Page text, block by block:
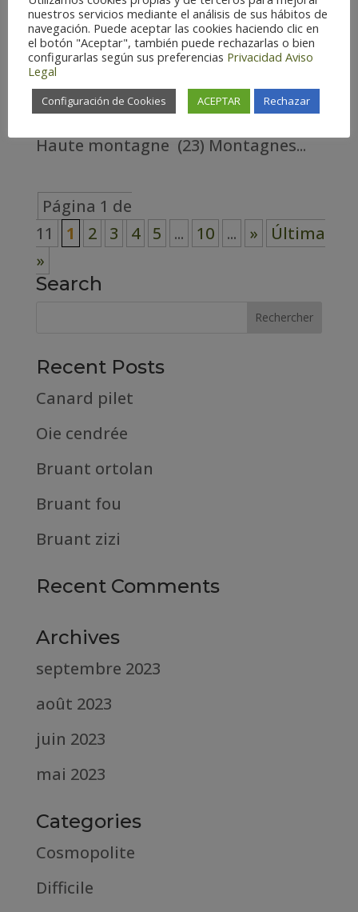
Fauvette orphée BIRDING ARAGÓN
PROVINCE Huesca – Espagne (160)
Teruel – Espagne (156) Zaragoza –
Espagne (165) Habitat
Cosmopolite (6) Forestier (50)
Haute montagne (23) Montagnes...
Página 1 de
11
1 2 3 4 5 ... 10 ... »
Última
»
Search
Recent Posts
Canard pilet
Oie cendrée
Bruant ortolan
Bruant fou
Bruant zizi
Recent Comments
Archives
septembre 2023
août 2023
juin 2023
mai 2023
Categories
Cosmopolite
Difficile
nuestros servicios mediante el análisis de sus hábitos de
navegación. Puede aceptar las cookies haciendo clic en
el botón "Aceptar", también puede rechazarlas o bien
configurarlas según sus preferencias Privacidad Aviso
Legal
Configuración de Cookies ACEPTAR Rechazar